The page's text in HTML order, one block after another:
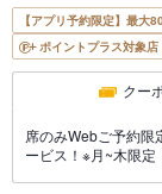
【アプリ予約限定】最大
ポイントプラス対象店
クー
席のみWebご予約限
ービス！※月~木限定